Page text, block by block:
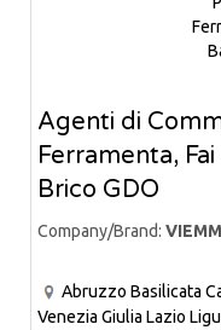
Agenti di
Ferramenta,
Brico GDO
Company/Brand:
Abruzzo Basilicata
Venezia Giulia Lazio